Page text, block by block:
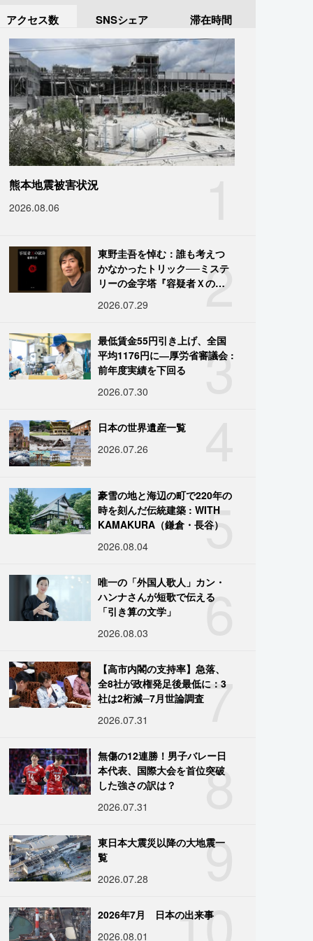
アクセス数 SNSシェア 滞在時間
熊本地震被害状況
2026.08.06
2
東野圭吾を悼む：誰も考えつ
かなかったトリック──ミステ
リーの金字塔『容疑者Ｘの献
2026.07.29
3
最低賃金55円引き上げ、全国
平均1176円に―厚労省審議会 :
前年度実績を下回る
2026.07.30
日本の世界遺産一覧
2026.07.26
5
豪雪の地と海辺の町で220年の
時を刻んだ伝統建築 : WITH
KAMAKURA（鎌倉・長谷）
2026.08.04
6
唯一の「外国人歌人」カン・
ハンナさんが短歌で伝える
「引き算の文学」
2026.08.03
7
【高市内閣の支持率】急落、
全8社が政権発足後最低に：3
社は2桁減─7月世論調査
2026.07.31
8
無傷の12連勝！男子バレー日
本代表、国際大会を首位突破
した強さの訳は？
2026.07.31
9
東日本大震災以降の大地震一
覧
2026.07.28
10
2026年7月 日本の出来事
2026.08.01